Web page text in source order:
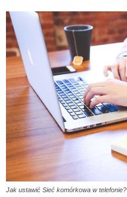
Jak ustawić Sieć komórkowa w telefonie?